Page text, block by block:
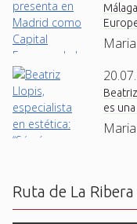
es
Ruta de La